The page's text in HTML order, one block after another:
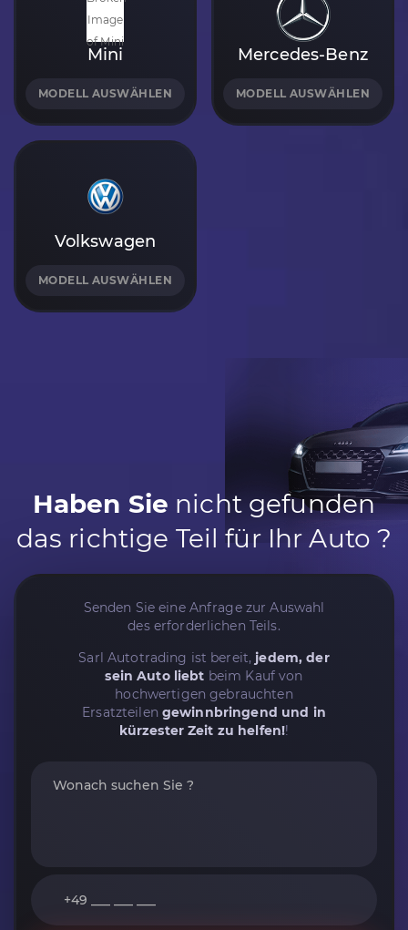
Mini
MODELL AUSWÄHLEN
Mercedes-Benz
MODELL AUSWÄHLEN
Volkswagen
MODELL AUSWÄHLEN
Haben Sie nicht gefunden
das richtige Teil für Ihr Auto ?
Senden Sie eine Anfrage zur Auswahl
des erforderlichen Teils.
Sarl Autotrading ist bereit, jedem, der
sein Auto liebt beim Kauf von
hochwertigen gebrauchten
Ersatzteilen gewinnbringend und in
kürzester Zeit zu helfen!!